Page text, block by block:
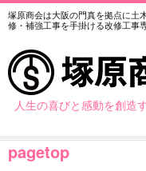
塚原商会は大阪の門真を拠点に土
修・補強工事を手掛ける改修工事
人生の喜びと感動を創造
pagetop